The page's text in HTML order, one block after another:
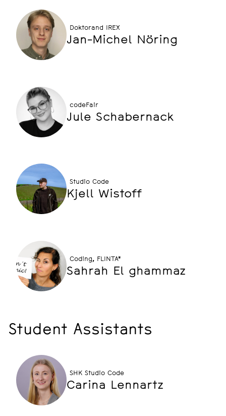
Doktorand IREX
Jan-Michel Nöring
codeFair
Jule Schabernack
Studio Code
Kjell Wistoff
Coding, FLINTA*
Sahrah El ghammaz
Student Assistants
SHK Studio Code
Carina Lennartz